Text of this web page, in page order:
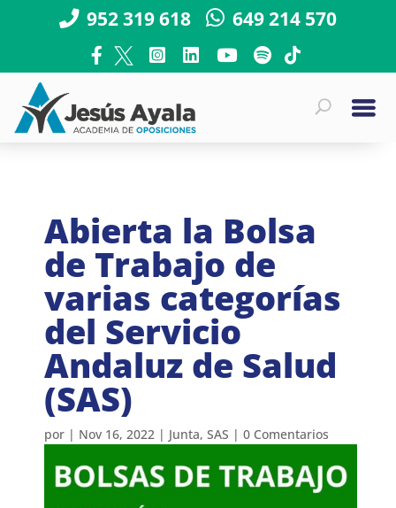
952 319 618 649 214 570
Abierta la Bolsa
de Trabajo de
varias categorías
del Servicio
Andaluz de Salud
(SAS)
por | Nov 16, 2022 | Junta,SAS |0 Comentarios